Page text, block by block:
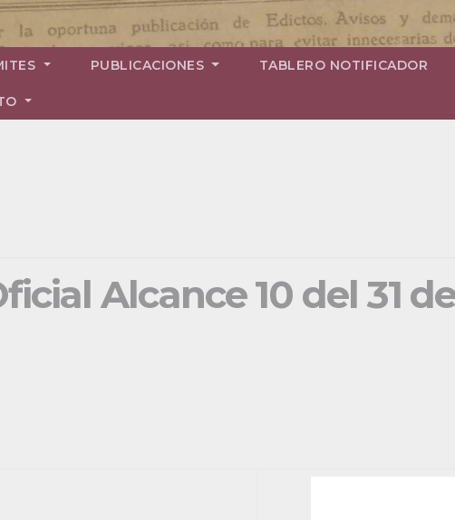
PUBLICACIONES TABLERO NOTIFICADOR
Alcance 10 del 31